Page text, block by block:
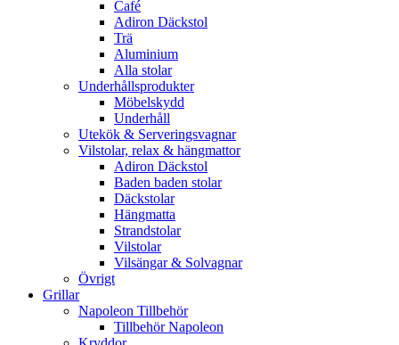
Café
Adiron Däckstol
Trä
Aluminium
Alla stolar
Underhållsprodukter
Möbelskydd
Underhåll
Utekök & Serveringsvagnar
Vilstolar, relax & hängmattor
Adiron Däckstol
Baden baden stolar
Däckstolar
Hängmatta
Strandstolar
Vilstolar
Vilsängar & Solvagnar
Övrigt
Grillar
Napoleon Tillbehör
Tillbehör Napoleon